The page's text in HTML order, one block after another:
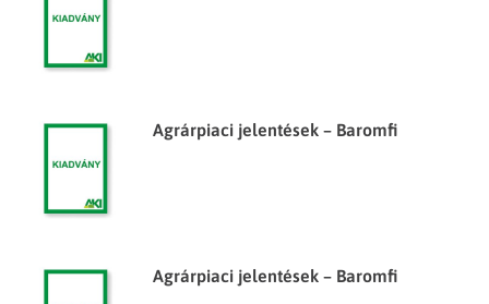
Agrárpiaci jelentések – Baromfi
Agrárpiaci jelentések – Baromfi